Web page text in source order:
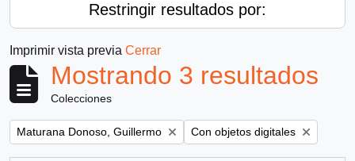
Restringir resultados por:
Imprimir vista previa Cerrar
Mostrando 3 resultados
Colecciones
Remove filter:
Maturana Donoso, Guillermo Remove filter:
Con objetos digitales